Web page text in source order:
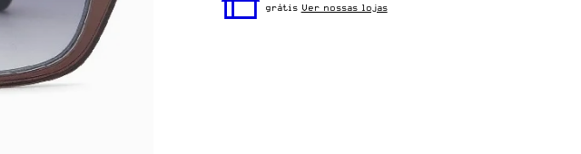
para o dia a dia.
grátis Ver nossas lojas